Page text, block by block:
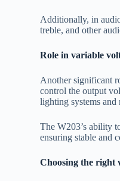
Additionally, in
treble, and other
Role in variable
Another significant
control the output
lighting systems and
The W203’s ability
ensuring stable and
Choosing the right